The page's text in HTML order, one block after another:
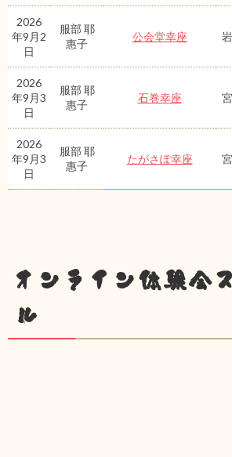
2026
年9月2
日
服部 耶
惠子
公会堂幸座
2026
年9月3
日
服部 耶
惠子
石巻幸座
2026
年9月3
日
服部 耶
惠子
たがさぽ幸座
オンライン体験会
ル